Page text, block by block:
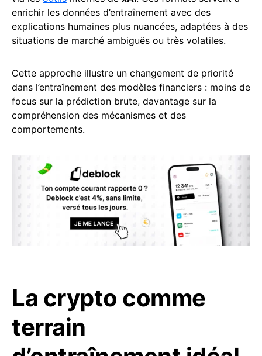
enrichir les données d’entraînement avec des
explications humaines plus nuancées, adaptées à des
situations de marché ambiguës ou très volatiles.
Cette approche illustre un changement de priorité
dans l’entraînement des modèles financiers : moins de
focus sur la prédiction brute, davantage sur la
compréhension des mécanismes et des
comportements.
La crypto comme
terrain